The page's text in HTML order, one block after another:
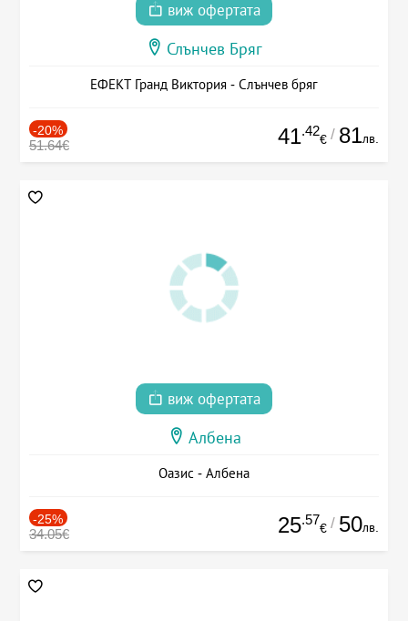
виж офертата
Слънчев Бряг
ЕФЕКТ Гранд Виктория - Слънчев бряг
-20%
51.64€ 41.42
€ / 81лв.
виж офертата
Албена
Оазис - Албена
-25%
34.05€ 25.57
€ / 50лв.